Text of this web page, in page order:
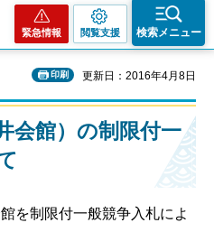
緊急情報 閲覧支援 検索メニュー
印刷 更新日：2016年4月8日
会館）の制限付一
を制限付一般競争入札によ